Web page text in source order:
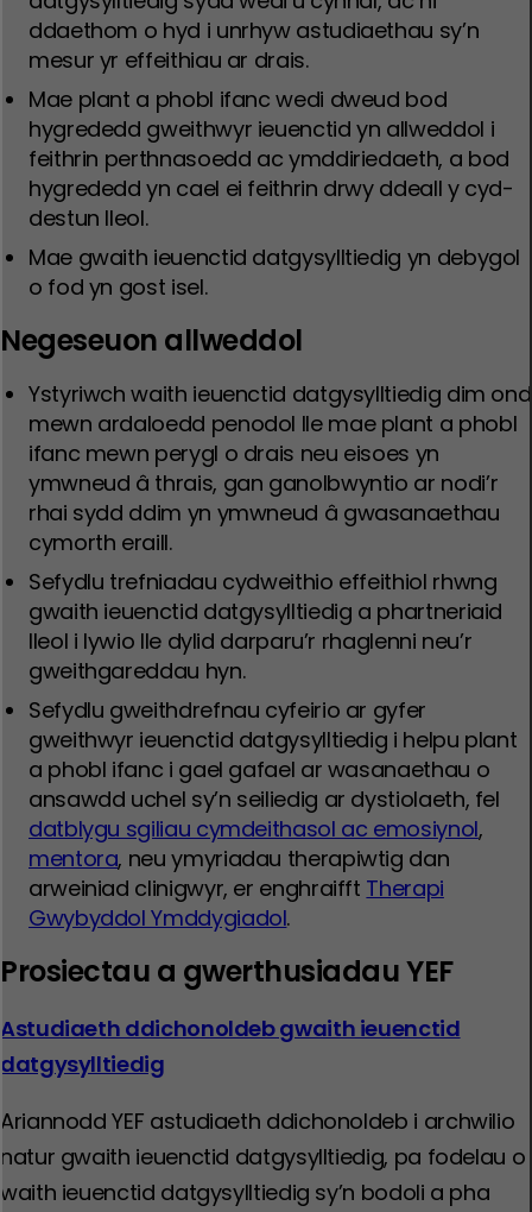
ddaethom o hyd i unrhyw astudiaethau sy’n
mesur yr effeithiau ar drais.
Mae plant a phobl ifanc wedi dweud bod
hygrededd gweithwyr ieuenctid yn allweddol i
feithrin perthnasoedd ac ymddiriedaeth, a bod
hygrededd yn cael ei feithrin drwy ddeall y cyd-
destun lleol.
Mae gwaith ieuenctid datgysylltiedig yn debygol
o fod yn gost isel.
Negeseuon allweddol
Ystyriwch waith ieuenctid datgysylltiedig dim ond
mewn ardaloedd penodol lle mae plant a phobl
ifanc mewn perygl o drais neu eisoes yn
ymwneud â thrais, gan ganolbwyntio ar nodi’r
rhai sydd ddim yn ymwneud â gwasanaethau
cymorth eraill.
Sefydlu trefniadau cydweithio effeithiol rhwng
gwaith ieuenctid datgysylltiedig a phartneriaid
lleol i lywio lle dylid darparu’r rhaglenni neu’r
gweithgareddau hyn.
Sefydlu gweithdrefnau cyfeirio ar gyfer
gweithwyr ieuenctid datgysylltiedig i helpu plant
a phobl ifanc i gael gafael ar wasanaethau o
ansawdd uchel sy’n seiliedig ar dystiolaeth, fel
datblygu sgiliau cymdeithasol ac emosiynol,
mentora, neu ymyriadau therapiwtig dan
arweiniad clinigwyr, er enghraifft Therapi
Gwybyddol Ymddygiadol.
Prosiectau a gwerthusiadau YEF
Astudiaeth ddichonoldeb gwaith ieuenctid
datgysylltiedig
Ariannodd YEF astudiaeth ddichonoldeb i archwilio
natur gwaith ieuenctid datgysylltiedig, pa fodelau o
waith ieuenctid datgysylltiedig sy’n bodoli a pha